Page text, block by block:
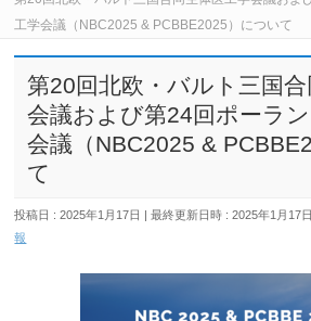
工学会議（NBC2025 & PCBBE2025）について
第20回北欧・バルト三国
会議および第24回ポーラ
会議（NBC2025 &
て
投稿日 : 2025年1月17日 最終更新日時 : 2025年1月17日
報